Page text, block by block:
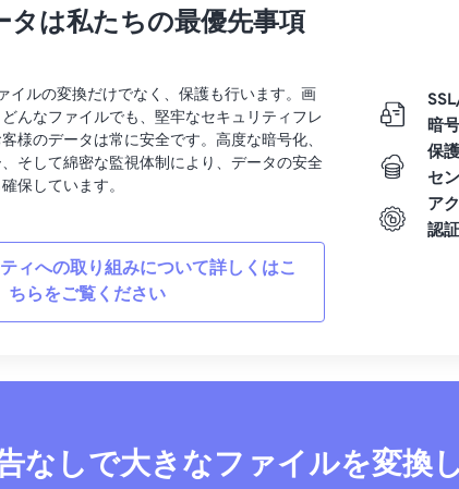
タは私たちの最優先事項
イルの変換だけでなく、保護も行います。画
んなファイルでも、堅牢なセキュリティフレ
様のデータは常に安全です。高度な暗号化、
そして綿密な監視体制により、データの安全
保しています。
ィへの取り組みについて詳しくはこ
ちらをご覧ください
暗
保
セ
ア
認証
なしで大きなファイルを変換